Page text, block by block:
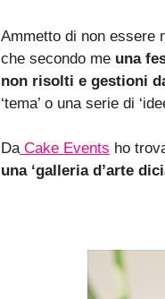
Ammetto di non essere
che secondo me una
non risolti e gestioni
‘tema’ o una serie di
DaCake Events ho
una ‘galleria d’arte